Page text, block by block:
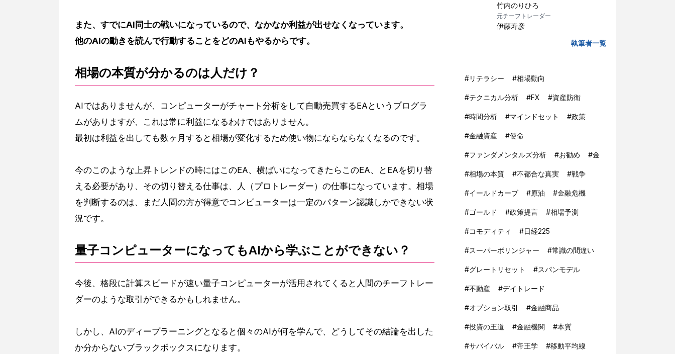
また、すでにAI同士の戦いになっているので、なかなか利益が出せなくなっています。
他のAIの動きを読んで行動することをどのAIもやるからです。
相場の本質が分かるのは人だけ？
AIではありませんが、コンピューターがチャート分析をして自動売買するEAというプログラ
ムがありますが、これは常に利益になるわけではありません。
最初は利益を出しても数ヶ月すると相場が変化するため使い物にならならなくなるのです。
今のこのような上昇トレンドの時にはこのEA、横ばいになってきたらこのEA、とEAを切り替
える必要があり、その切り替える仕事は、人（プロトレーダー）の仕事になっています。相場
を判断するのは、まだ人間の方が得意でコンピューターは一定のパターン認識しかできない状
況です。
量子コンピューターになってもAIから学ぶことができない？
今後、格段に計算スピードが速い量子コンピューターが活用されてくると人間のチーフトレー
ダーのような取引ができるかもしれません。
しかし、AIのディープラーニングとなると個々のAIが何を学んで、どうしてその結論を出した
か分からないブラックボックスになります。
竹内のりひろ
元チーフトレーダー
伊藤寿彦
執筆者一覧
#リテラシー #相場動向
#テクニカル分析 #FX #資産防衛
#時間分析 #マインドセット #政策
#金融資産 #使命
#ファンダメンタルズ分析 #お勧め #金
#相場の本質 #不都合な真実 #戦争
#イールドカーブ #原油 #金融危機
#ゴールド #政策提言 #相場予測
#コモディティ #日経225
#スーパーボリンジャー #常識の間違い
#グレートリセット #スパンモデル
#不動産 #デイトレード
#オプション取引 #金融商品
#投資の王道 #金融機関 #本質
#サバイバル #帝王学 #移動平均線